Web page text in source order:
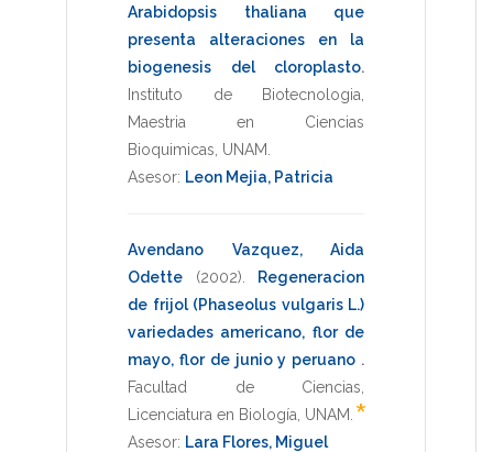
Arabidopsis thaliana que
presenta alteraciones en la
biogenesis del cloroplasto.
Instituto de Biotecnologia
Maestria en Ciencias
Bioquimicas UNAM
Asesor: Leon Mejia, Patricia
Avendano Vazquez, Aida
Odette
(2002)
Regeneracion
de frijol (Phaseolus vulgaris L.)
variedades americano, flor de
mayo, flor de junio y peruano .
Facultad de Ciencias
Licenciatura en Biología UNAM *
Asesor: Lara Flores, Miguel